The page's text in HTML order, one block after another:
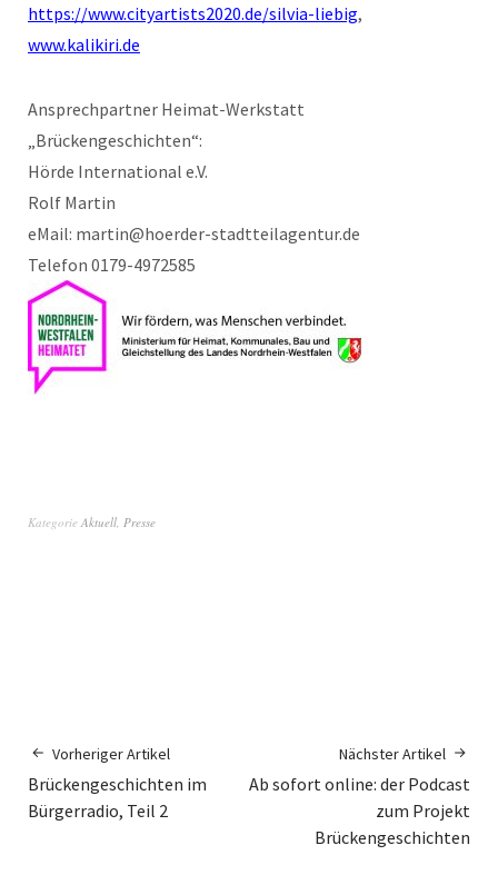
https://www.cityartists2020.de/silvia-liebig,
www.kalikiri.de
Ansprechpartner Heimat-Werkstatt
„Brückengeschichten“:
Hörde International e.V.
Rolf Martin
eMail: martin@hoerder-stadtteilagentur.de
Telefon 0179-4972585
Kategorie Aktuell Presse
Vorheriger Artikel
Brückengeschichten im
Bürgerradio, Teil 2
Nächster Artikel
Ab sofort online: der Podcast
zum Projekt
Brückengeschichten